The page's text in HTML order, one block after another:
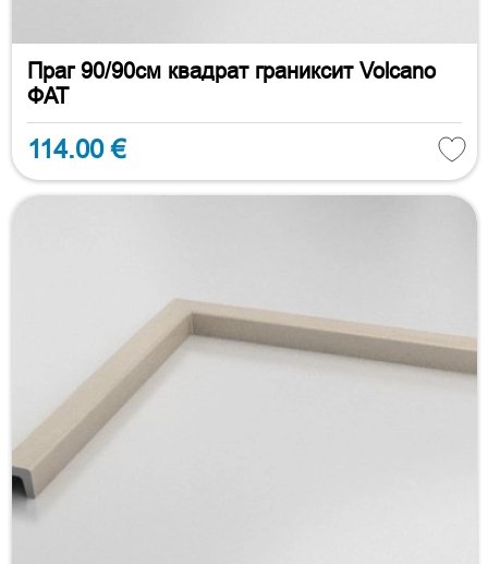
Праг 90/90см квадрат граниксит Volcano
ФАТ
114.00 €